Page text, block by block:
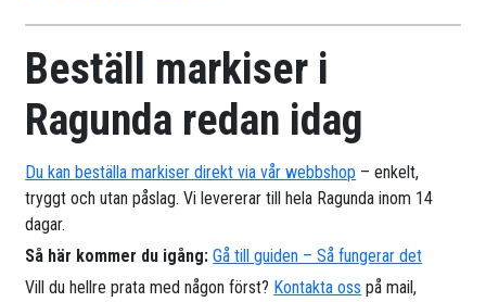
Beställ markiser i
Ragunda redan idag
Du kan beställa markiser direkt via vår webbshop – enkelt,
tryggt och utan påslag. Vi levererar till hela Ragunda inom 14
dagar.
Så här kommer du igång: Gå till guiden – Så fungerar det
Vill du hellre prata med någon först? Kontakta oss på mail,